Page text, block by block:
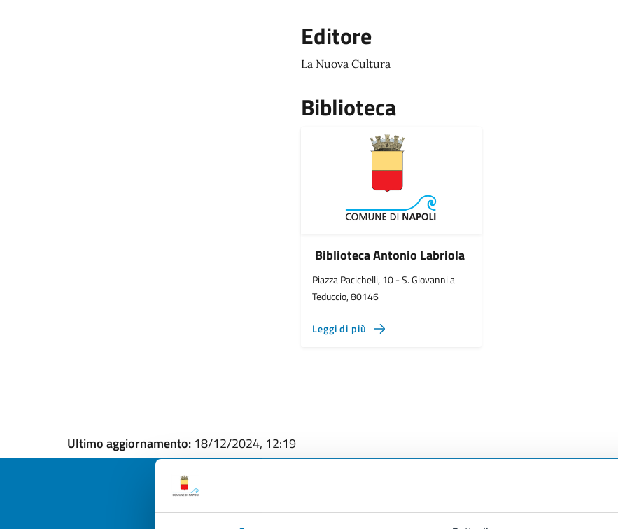
Editore
La Nuova Cultura
Biblioteca
Biblioteca Antonio Labriola
Piazza Pacichelli, 10 - S. Giovanni a
Teduccio, 80146
Leggi di più
Ultimo aggiornamento: 18/12/2024, 12:19